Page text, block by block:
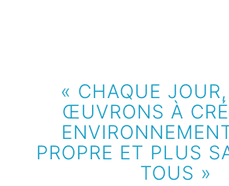
« CHAQUE
ŒUVRONS À
PROPRE ET PLUS
TOUS »